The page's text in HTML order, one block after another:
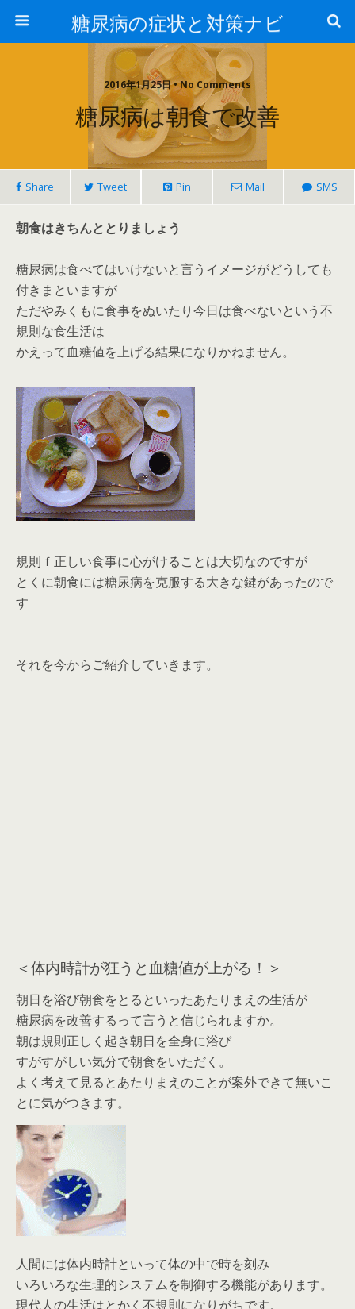
糖尿病の症状と対策ナビ
2016年1月25日 • No Comments
糖尿病は朝食で改善
Share Tweet Pin Mail SMS
朝食はきちんととりましょう
糖尿病は食べてはいけないと言うイメージがどうしても
付きまといますが
ただやみくもに食事をぬいたり今日は食べないという不
規則な食生活は
かえって血糖値を上げる結果になりかねません。
規則ｆ正しい食事に心がけることは大切なのですが
とくに朝食には糖尿病を克服する大きな鍵があったので
す
それを今からご紹介していきます。
＜体内時計が狂うと血糖値が上がる！＞
朝日を浴び朝食をとるといったあたりまえの生活が
糖尿病を改善するって言うと信じられますか。
朝は規則正しく起き朝日を全身に浴び
すがすがしい気分で朝食をいただく。
よく考えて見るとあたりまえのことが案外できて無いこ
とに気がつきます。
人間には体内時計といって体の中で時を刻み
いろいろな生理的システムを制御する機能があります。
現代人の生活はとかく不規則になりがちです。